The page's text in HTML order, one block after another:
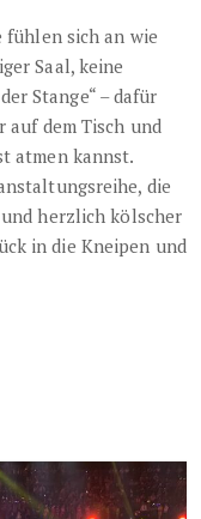
fühlen sich an wie
Saal, keine
Stange“ – dafür
dem Tisch und
atmen kannst.
die
herzlich kölscher
in die Kneipen und